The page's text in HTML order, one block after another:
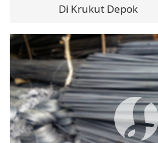
Di Krukut Depok